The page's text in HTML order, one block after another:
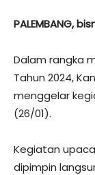
PALEMBANG,
Dalam rangka
Tahun 2024,
menggelar
(26/01).
Kegiatan
dipimpin